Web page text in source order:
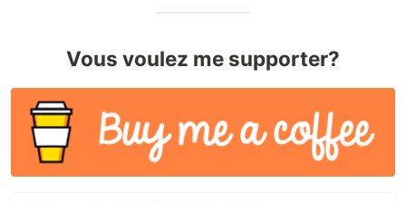
Vous voulez me supporter?